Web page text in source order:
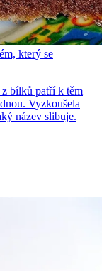
který se
bílků patří k těm
Vyzkoušela
název slibuje.